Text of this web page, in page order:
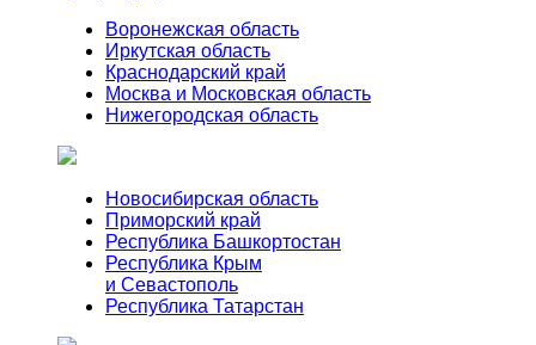
Воронежская область
Иркутская область
Краснодарский край
Москва и Московская область
Нижегородская область
Новосибирская область
Приморский край
Республика Башкортостан
Республика Крым
и Севастополь
Республика Татарстан